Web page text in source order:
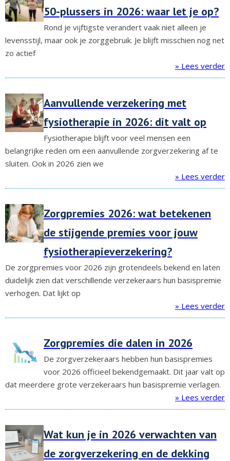
50-plussers in 2026: waar let je op?
Rond je vijftigste verandert vaak niet alleen je
levensstijl, maar ook je zorggebruik. Je blijft misschien nog net
zo actief
» Lees verder
Aanvullende verzekering met
fysiotherapie in 2026: dit valt op
Fysiotherapie blijft voor veel mensen een
belangrijke reden om een aanvullende zorgverzekering af te
sluiten. Ook in 2026 zien we
» Lees verder
Zorgpremies 2026: wat betekenen
de stijgende premies voor jouw
fysiotherapieverzekering?
De zorgpremies voor 2026 zijn grotendeels bekend en laten
duidelijk zien dat verschillende verzekeraars hun basispremie
verhogen. Dat lijkt op
» Lees verder
Zorgpremies die dalen in 2026
De zorgverzekeraars hebben hun basispremies
voor 2026 officieel bekendgemaakt. Dit jaar valt op
dat meerdere grote verzekeraars hun basispremie verlagen.
» Lees verder
Wat kun je in 2026 verwachten van
de zorgverzekering en de dekking